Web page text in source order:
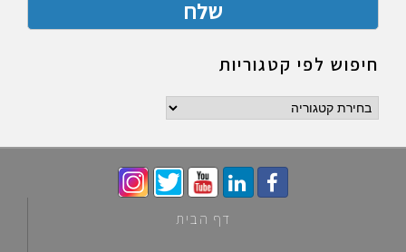
חיפוש לפי קטגוריות
חיפוש
קטגוריות
דף הבית